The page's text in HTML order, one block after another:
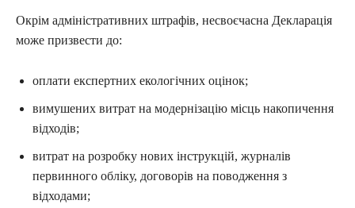
Окрім адміністративних штрафів, несвоєчасна Декларація
може призвести до:
оплати експертних екологічних оцінок;
вимушених витрат на модернізацію місць накопичення
відходів;
витрат на розробку нових інструкцій, журналів
первинного обліку, договорів на поводження з
відходами;